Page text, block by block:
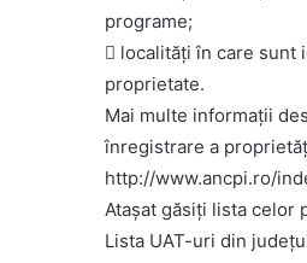
programe;
 localităţi în care sunt
proprietate.
Mai multe informații
înregistrare a
http://www.ancpi.ro/
Atașat găsiți lista celor
Lista UAT-uri din